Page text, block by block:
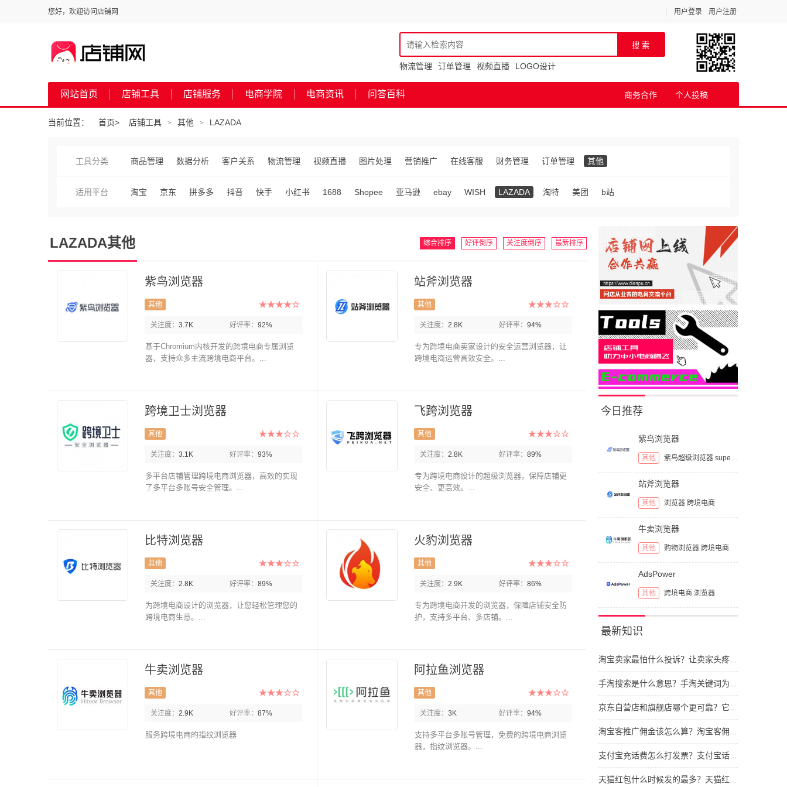
您好，欢迎访问店铺网 用户登录 用户注册
物流管理 订单管理 视频直播 LOGO设计
网站首页 店铺工具 店铺服务 电商学院 电商资讯 问答百科 商务合作 个人投稿
当前位置： 首页> 店铺工具 > 其他 > LAZADA
工具分类 商品管理 数据分析 客户关系 物流管理 视频直播 图片处理 营销推广 在线客服 财务管理 订单管理 其他
适用平台 淘宝 京东 拼多多 抖音 快手 小红书 1688 Shopee 亚马逊 ebay WISH LAZADA 淘特 美团 b站
LAZADA其他 综合排序 好评倒序 关注度倒序 最新排序
紫鸟浏览器
其他
关注度： 3.7K 好评率： 92%
基于Chromium内核开发的跨境电商专属浏览
器，支持众多主流跨境电商平台。...
站斧浏览器
其他
关注度： 2.8K 好评率： 94%
专为跨境电商卖家设计的安全运营浏览器，让
跨境电商运营高效安全。...
跨境卫士浏览器
其他
关注度： 3.1K 好评率： 93%
多平台店铺管理跨境电商浏览器，高效的实现
了多平台多账号安全管理。...
飞跨浏览器
其他
关注度： 2.8K 好评率： 89%
专为跨境电商设计的超级浏览器，保障店铺更
安全、更高效。...
比特浏览器
其他
关注度： 2.8K 好评率： 89%
为跨境电商设计的浏览器，让您轻松管理您的
跨境电商生意。...
火豹浏览器
其他
关注度： 2.9K 好评率： 86%
专为跨境电商开发的浏览器，保障店铺安全防
护，支持多平台、多店铺。...
牛卖浏览器
其他
关注度： 2.9K 好评率： 87%
服务跨境电商的指纹浏览器
阿拉鱼浏览器
其他
关注度： 3K 好评率： 94%
支持多平台多账号管理，免费的跨境电商浏览
器，指纹浏览器。...
今日推荐
紫鸟浏览器
其他 紫鸟超级浏览器 superbrowser
站斧浏览器
其他 浏览器 跨境电商
牛卖浏览器
其他 购物浏览器 跨境电商
AdsPower
其他 跨境电商 浏览器
最新知识
淘宝卖家最怕什么投诉？让卖家头疼的投诉类型
手淘搜索是什么意思？手淘关键词为什么与网站不同
京东自营店和旗舰店哪个更可靠？它们之间区别有哪些
淘宝客推广佣金该怎么算？淘宝客佣金的计算依据
支付宝充话费怎么打发票？支付宝话费发票如何开具
天猫红包什么时候发的最多？天猫红包要怎么抢呢